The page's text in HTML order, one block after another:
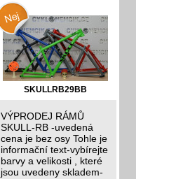
SKULLRB29BB
VÝPRODEJ RÁMŮ
SKULL-RB -uvedená
cena je bez osy Tohle je
informační text-vybírejte
barvy a velikosti , které
jsou uvedeny skladem-